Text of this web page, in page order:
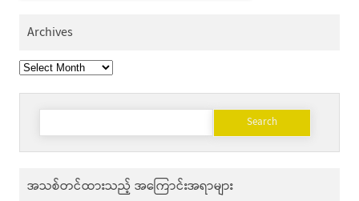
Archives
Archives
Search
အသစ်တင်ထားသည့် အကြောင်းအရာများ